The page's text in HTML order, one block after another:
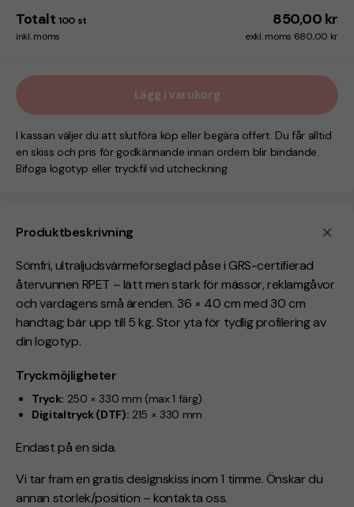
Produktbeskrivning
Sömfri, ultraljudsvärmeförseglad påse i GRS-certifierad
återvunnen RPET – lätt men stark för mässor, reklamgåvor
och vardagens små ärenden. 36 × 40 cm med 30 cm
handtag; bär upp till 5 kg. Stor yta för tydlig profilering av
din logotyp.
Tryckmöjligheter
Tryck: 250 × 330 mm (max 1 färg)
Digitaltryck (DTF): 215 × 330 mm
Endast på en sida.
Vi tar fram en gratis designskiss inom 1 timme. Önskar du
annan storlek/position – kontakta oss.
Totalt 100 st 850,00 kr
inkl. moms exkl. moms 680,00 kr
Lägg i varukorg
I kassan väljer du att slutföra köp eller begära offert. Du får alltid
en skiss och pris för godkännande innan ordern blir bindande.
Bifoga logotyp eller tryckfil vid utcheckning.